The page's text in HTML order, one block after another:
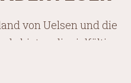
von Uelsen und die
bieten dir vielfältige